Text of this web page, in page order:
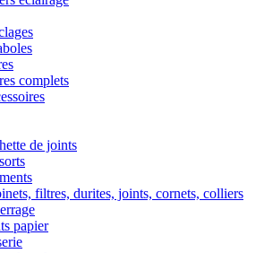
complets
de joints
filtres, durites, joints, cornets, colliers
papier